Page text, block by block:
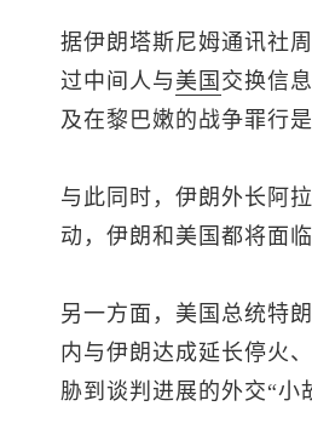
据伊朗塔斯尼姆通讯社
过中间人与 美国 交换信
及在黎巴嫩的战争罪行
与此同时，伊朗外长阿
动，伊朗和美国都将面临
另一方面，美国总统特
内与伊朗达成延长停火
胁到谈判进展的外交“小